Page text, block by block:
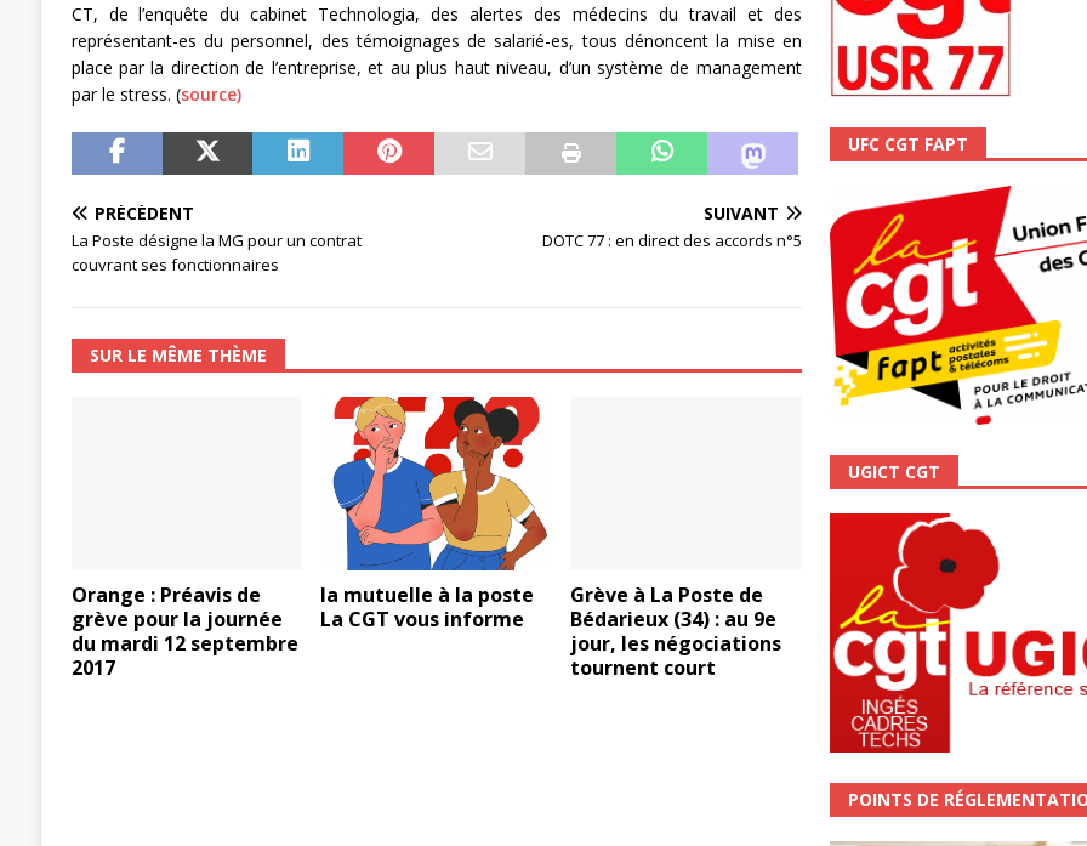
[ 3 janvier 2024 ] Chronopost: Chronoscope n°111 – Janvier 2024 ACTUALITÉ
CT, de l’enquête du cabinet Technologia, des alertes des médecins du travail et des
représentant-es du personnel, des témoignages de salarié-es, tous dénoncent la mise en
place par la direction de l’entreprise, et au plus haut niveau, d’un système de management
par le stress. (source)
PRÉCÉDENT
La Poste désigne la MG pour un contrat
couvrant ses fonctionnaires
SUIVANT
DOTC 77 : en direct des accords n°5
SUR LE MÊME THÈME
Orange : Préavis de
grève pour la journée
du mardi 12 septembre
2017
la mutuelle à la poste
La CGT vous informe
Grève à La Poste de
Bédarieux (34) : au 9e
jour, les négociations
tournent court
UFC CGT FAPT
UGICT CGT
POINTS DE